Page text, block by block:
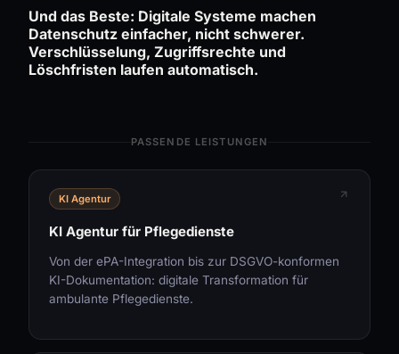
Und das Beste: Digitale Systeme machen
Datenschutz einfacher, nicht schwerer.
Verschlüsselung, Zugriffsrechte und
Löschfristen laufen automatisch.
PASSENDE LEISTUNGEN
KI Agentur
KI Agentur für Pflegedienste
Von der ePA-Integration bis zur DSGVO-konformen
KI-Dokumentation: digitale Transformation für
ambulante Pflegedienste.